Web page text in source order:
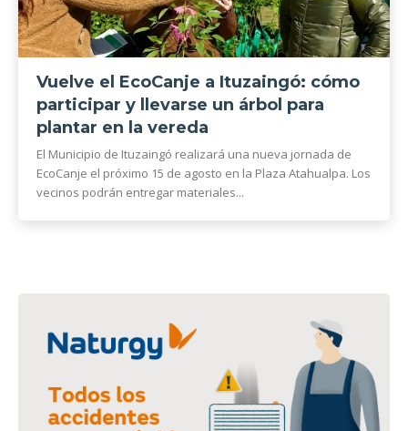
Vuelve el EcoCanje a Ituzaingó: cómo
participar y llevarse un árbol para
plantar en la vereda
El Municipio de Ituzaingó realizará una nueva jornada de
EcoCanje el próximo 15 de agosto en la Plaza Atahualpa. Los
vecinos podrán entregar materiales...